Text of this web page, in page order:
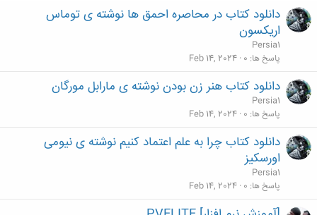
دانلود کتاب در محاصره احمق ها نوشته ی توماس
اریکسون
Persia1
پاسخ ها 0
Feb 14, 2024
دانلود کتاب هنر زن بودن نوشته ی مارابل مورگان
Persia1
پاسخ ها 0
Feb 14, 2024
دانلود کتاب چرا به علم اعتماد کنیم نوشته ی نیومی
اورسکیز
Persia1
پاسخ ها 0
Feb 14, 2024